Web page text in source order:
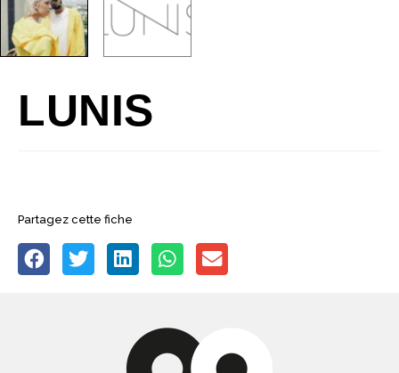
LUNIS
Partagez cette fiche